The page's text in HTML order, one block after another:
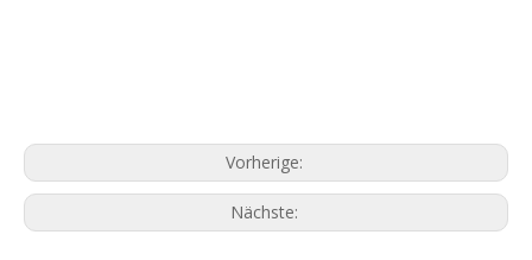
Vorherige:
Nächste: